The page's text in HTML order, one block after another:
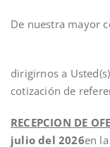
De nuestra mayor
dirigirnos a
cotización de
RECEPCION DE
julio del 2026en